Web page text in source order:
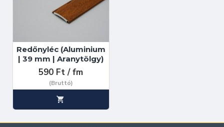
Redőnyléc (Aluminium
| 39 mm | Aranytölgy)
590 Ft / fm
(Bruttó)